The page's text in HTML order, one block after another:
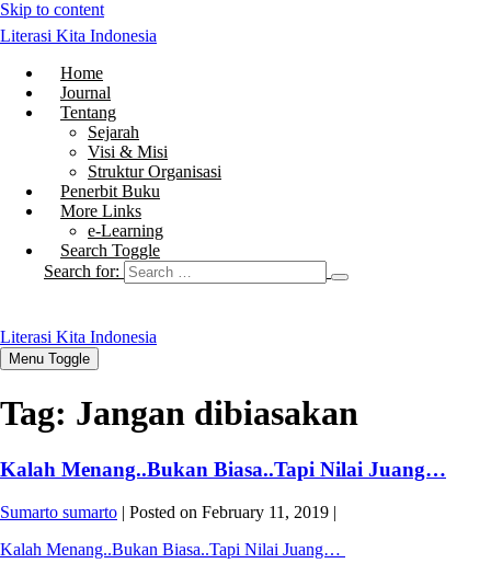
Skip to content
Literasi Kita Indonesia
Home
Journal
Tentang
Sejarah
Visi & Misi
Struktur Organisasi
Penerbit Buku
More Links
e-Learning
Search Toggle
Search for:
Literasi Kita Indonesia
Menu Toggle
Tag: Jangan dibiasakan
Kalah Menang..Bukan Biasa..Tapi Nilai Juang…
Sumarto sumarto | Posted on February 11, 2019 |
Kalah Menang..Bukan Biasa..Tapi Nilai Juang…